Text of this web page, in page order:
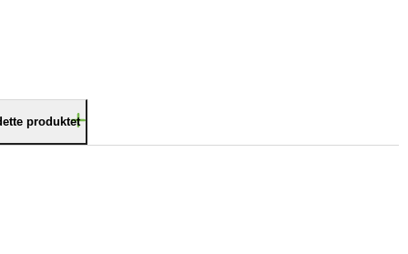
produktet